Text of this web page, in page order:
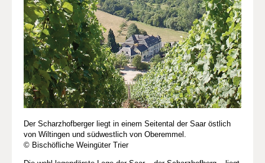
Der Scharzhofberger liegt in einem Seitental der Saar östlich
von Wiltingen und südwestlich von Oberemmel.
© Bischöfliche Weingüter Trier